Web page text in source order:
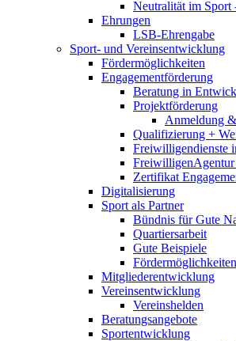
Neutralität im Sport
Ehrungen
LSB-Ehrengabe
Sport- und Vereinsentwicklung
Fördermöglichkeiten
Engagementförderung
Beratung in
Projektförderung
Anmeldung
Qualifizierung +
Freiwilligendienste
FreiwilligenAgentur
Zertifikat
Digitalisierung
Sport als Partner
Bündnis für Gute
Quartiersarbeit
Gute Beispiele
Fördermöglichkeiten
Mitgliederentwicklung
Vereinsentwicklung
Vereinshelden
Beratungsangebote
Sportentwicklung